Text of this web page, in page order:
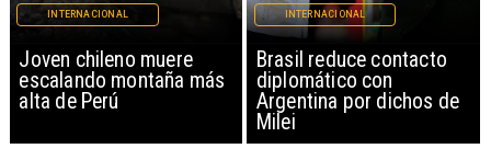
Brasil reduce contacto
diplomático con
Argentina por dichos de
INTERNACIONAL
China restringe
exportación de drones a
EEUU y sanciona
empresas
INTERNACIONAL